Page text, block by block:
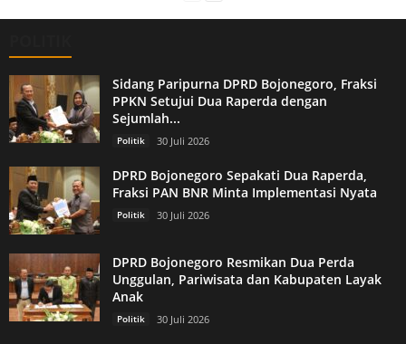
Sidang Paripurna DPRD Bojonegoro, Fraksi
PPKN Setujui Dua Raperda dengan
Sejumlah...
Politik 30 Juli 2026
DPRD Bojonegoro Sepakati Dua Raperda,
Fraksi PAN BNR Minta Implementasi Nyata
Politik 30 Juli 2026
DPRD Bojonegoro Resmikan Dua Perda
Unggulan, Pariwisata dan Kabupaten Layak
Anak
Politik 30 Juli 2026